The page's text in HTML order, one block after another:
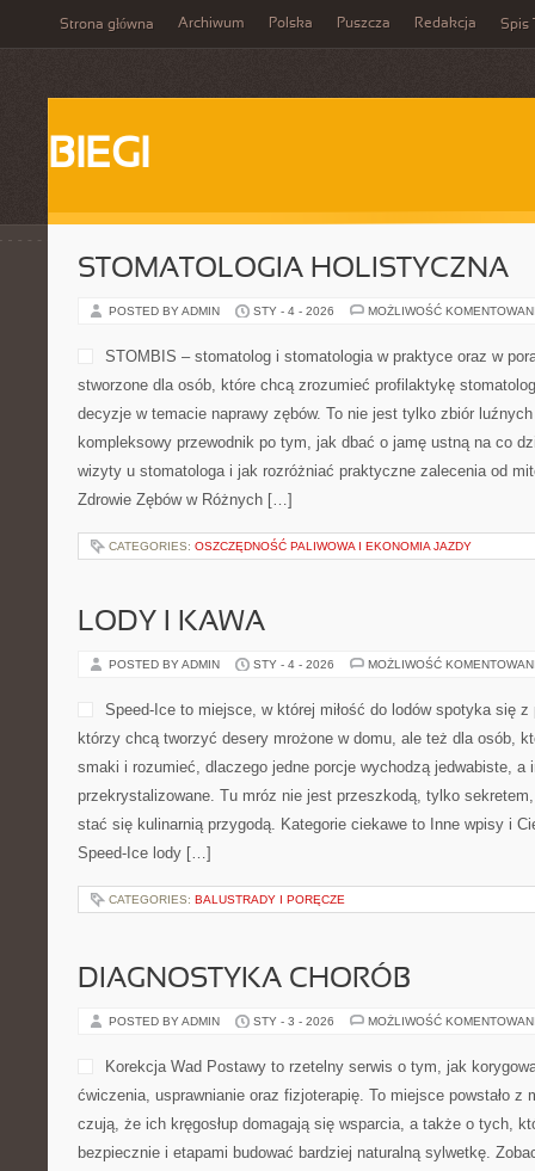
Strona główna Archiwum Polska Puszcza Redakcja Spis
BIEGI
STOMATOLOGIA HOLISTYCZNA
POSTED BY ADMIN STY - 4 - 2026 MOŻLIWOŚĆ
STOMBIS – stomatolog i stomatologia w praktyce oraz w
stworzone dla osób, które chcą zrozumieć profilaktykę
decyzje w temacie naprawy zębów. To nie jest tylko zbiór
kompleksowy przewodnik po tym, jak dbać o jamę ustną na co
wizyty u stomatologa i jak rozróżniać praktyczne zalecenia od
Zdrowie Zębów w Różnych […]
CATEGORIES: OSZCZĘDNOŚĆ PALIWOWA I EKONOMIA JAZDY
LODY I KAWA
POSTED BY ADMIN STY - 4 - 2026 MOŻLIWOŚĆ
Speed-Ice to miejsce, w której miłość do lodów spotyka się
którzy chcą tworzyć desery mrożone w domu, ale też dla osób,
smaki i rozumieć, dlaczego jedne porcje wychodzą jedwabiste, a
przekrystalizowane. Tu mróz nie jest przeszkodą, tylko
stać się kulinarnią przygodą. Kategorie ciekawe to Inne wpisy i
Speed-Ice lody […]
CATEGORIES: BALUSTRADY I PORĘCZE
DIAGNOSTYKA CHORÓB
POSTED BY ADMIN STY - 3 - 2026 MOŻLIWOŚĆ
Korekcja Wad Postawy to rzetelny serwis o tym, jak
ćwiczenia, usprawnianie oraz fizjoterapię. To miejsce powstało z
czują, że ich kręgosłup domagają się wsparcia, a także o tych,
bezpiecznie i etapami budować bardziej naturalną sylwetkę.